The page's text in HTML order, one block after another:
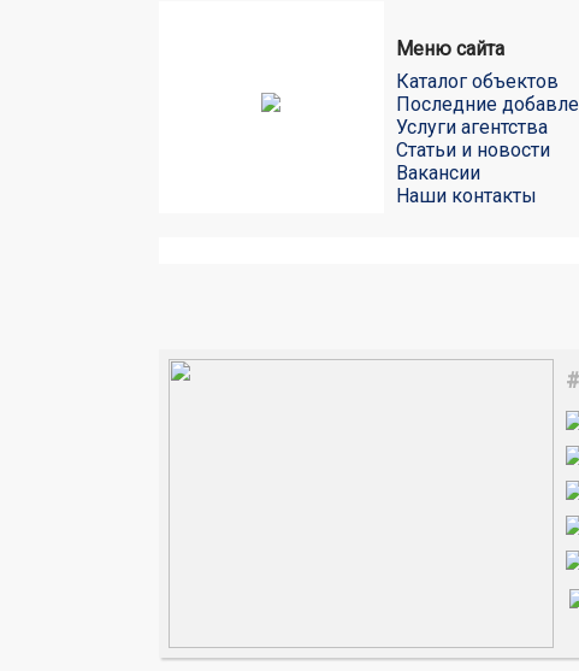
Меню сайта
Каталог объектов
Последние
Услуги агентства
Статьи и новости
Вакансии
Наши контакты